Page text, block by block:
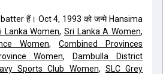
हैं। Oct 4, 1993 को जन्मे Hansima
Lanka Women,Sri Lanka A Women,
Women, Combined Provinces
Women,
Dambulla District
Sports Club Women, SLC Grey